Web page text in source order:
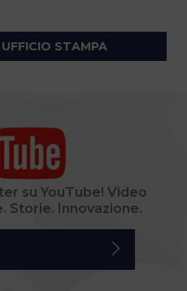
STAMPA
su YouTube! Video
Storie. Innovazione.